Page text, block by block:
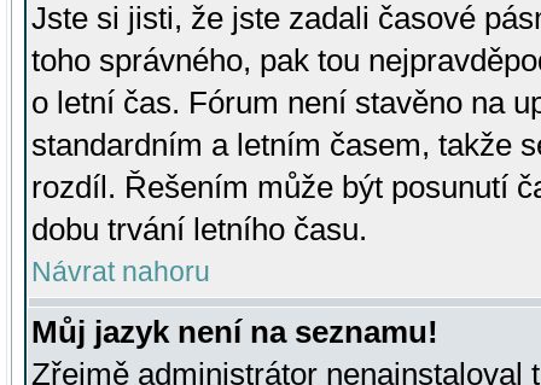
Jste si jisti, že jste zadali časové
toho správného, pak tou
o letní čas. Fórum není stavěno na
standardním a letním časem, takže
rozdíl. Řešením může být posunutí
dobu trvání letního času.
Návrat nahoru
Můj jazyk není na seznamu!
Zřejmě administrátor nenainstaloval